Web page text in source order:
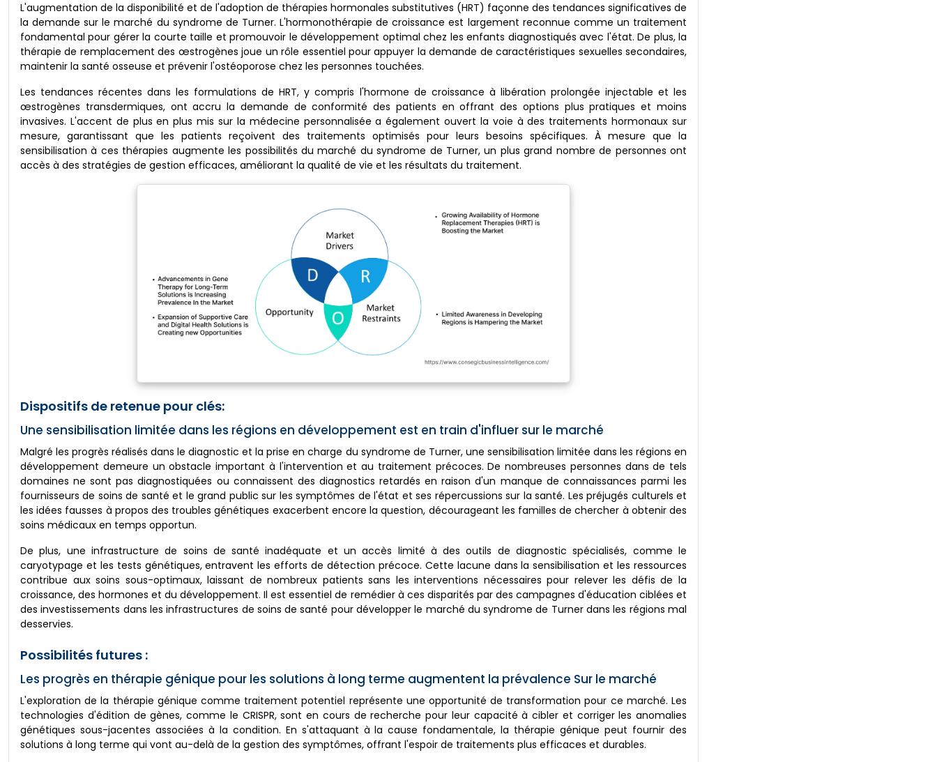
L'augmentation de la disponibilité et de l'adoption de thérapies hormonales substitutives (HRT) façonne des tendances significatives de
la demande sur le marché du syndrome de Turner. L'hormonothérapie de croissance est largement reconnue comme un traitement
fondamental pour gérer la courte taille et promouvoir le développement optimal chez les enfants diagnostiqués avec l'état. De plus, la
thérapie de remplacement des œstrogènes joue un rôle essentiel pour appuyer la demande de caractéristiques sexuelles secondaires,
maintenir la santé osseuse et prévenir l'ostéoporose chez les personnes touchées.
Les tendances récentes dans les formulations de HRT, y compris l'hormone de croissance à libération prolongée injectable et les
œstrogènes transdermiques, ont accru la demande de conformité des patients en offrant des options plus pratiques et moins
invasives. L'accent de plus en plus mis sur la médecine personnalisée a également ouvert la voie à des traitements hormonaux sur
mesure, garantissant que les patients reçoivent des traitements optimisés pour leurs besoins spécifiques. À mesure que la
sensibilisation à ces thérapies augmente les possibilités du marché du syndrome de Turner, un plus grand nombre de personnes ont
accès à des stratégies de gestion efficaces, améliorant la qualité de vie et les résultats du traitement.
Dispositifs de retenue pour clés:
Une sensibilisation limitée dans les régions en développement est en train d'influer sur le marché
Malgré les progrès réalisés dans le diagnostic et la prise en charge du syndrome de Turner, une sensibilisation limitée dans les régions en
développement demeure un obstacle important à l'intervention et au traitement précoces. De nombreuses personnes dans de tels
domaines ne sont pas diagnostiquées ou connaissent des diagnostics retardés en raison d'un manque de connaissances parmi les
fournisseurs de soins de santé et le grand public sur les symptômes de l'état et ses répercussions sur la santé. Les préjugés culturels et
les idées fausses à propos des troubles génétiques exacerbent encore la question, décourageant les familles de chercher à obtenir des
soins médicaux en temps opportun.
De plus, une infrastructure de soins de santé inadéquate et un accès limité à des outils de diagnostic spécialisés, comme le
caryotypage et les tests génétiques, entravent les efforts de détection précoce. Cette lacune dans la sensibilisation et les ressources
contribue aux soins sous-optimaux, laissant de nombreux patients sans les interventions nécessaires pour relever les défis de la
croissance, des hormones et du développement. Il est essentiel de remédier à ces disparités par des campagnes d'éducation ciblées et
des investissements dans les infrastructures de soins de santé pour développer le marché du syndrome de Turner dans les régions mal
desservies.
Possibilités futures :
Les progrès en thérapie génique pour les solutions à long terme augmentent la prévalence Sur le marché
L'exploration de la thérapie génique comme traitement potentiel représente une opportunité de transformation pour ce marché. Les
technologies d'édition de gènes, comme le CRISPR, sont en cours de recherche pour leur capacité à cibler et corriger les anomalies
génétiques sous-jacentes associées à la condition. En s'attaquant à la cause fondamentale, la thérapie génique peut fournir des
solutions à long terme qui vont au-delà de la gestion des symptômes, offrant l'espoir de traitements plus efficaces et durables.